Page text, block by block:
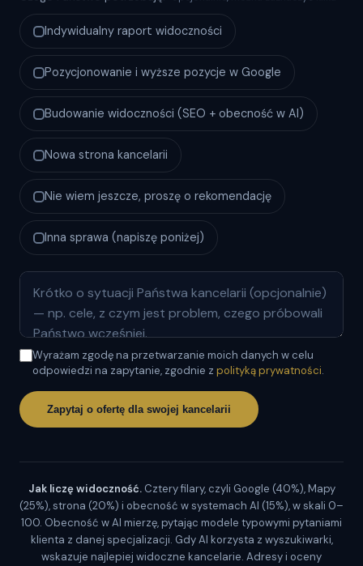
Indywidualny raport widoczności
Pozycjonowanie i wyższe pozycje w Google
Budowanie widoczności (SEO + obecność w AI)
Nowa strona kancelarii
Nie wiem jeszcze, proszę o rekomendację
Inna sprawa (napiszę poniżej)
Wyrażam zgodę na przetwarzanie moich danych w celu
odpowiedzi na zapytanie, zgodnie z polityką prywatności.
Zapytaj o ofertę dla swojej kancelarii
Jak liczę widoczność.Cztery filary, czyli Google (40%), Mapy
(25%), strona (20%) i obecność w systemach AI (15%), w skali 0–
100. Obecność w AI mierzę, pytając modele typowymi pytaniami
klienta z danej specjalizacji. Gdy AI korzysta z wyszukiwarki,
wskazuje najlepiej widoczne kancelarie. Adresy i oceny